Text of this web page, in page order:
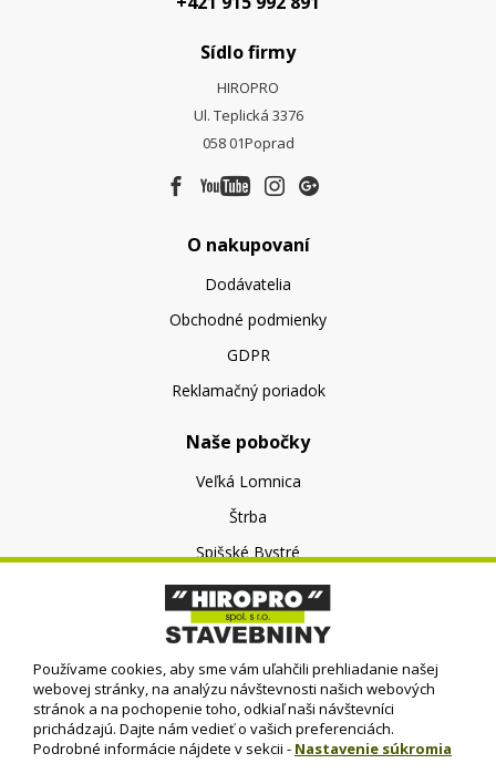
Sídlo firmy
HIROPRO
Ul. Teplická 3376
058 01Poprad
O nakupovaní
Dodávatelia
Obchodné podmienky
GDPR
Reklamačný poriadok
Naše pobočky
Veľká Lomnica
Štrba
Spišské Bystré
O nás
O spoločnosti
Kontakt
Používame cookies, aby sme vám uľahčili prehliadanie našej
webovej stránky, na analýzu návštevnosti našich webových
stránok a na pochopenie toho, odkiaľ naši návštevníci
prichádzajú. Dajte nám vedieť o vašich preferenciách.
Podrobné informácie nájdete v sekcii - Nastavenie súkromia